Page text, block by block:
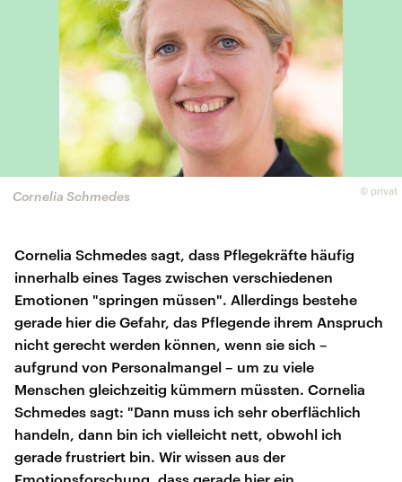
© privat
Cornelia Schmedes
Cornelia Schmedes sagt, dass Pflegekräfte häufig
innerhalb eines Tages zwischen verschiedenen
Emotionen "springen müssen". Allerdings bestehe
gerade hier die Gefahr, das Pflegende ihrem Anspruch
nicht gerecht werden können, wenn sie sich –
aufgrund von Personalmangel – um zu viele
Menschen gleichzeitig kümmern müssten. Cornelia
Schmedes sagt: "Dann muss ich sehr oberflächlich
handeln, dann bin ich vielleicht nett, obwohl ich
gerade frustriert bin. Wir wissen aus der